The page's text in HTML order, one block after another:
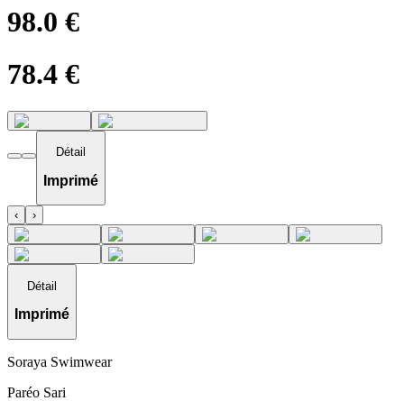
98.0 €
78.4 €
Détail
Imprimé
‹ ›
Détail
Imprimé
Soraya Swimwear
Paréo Sari